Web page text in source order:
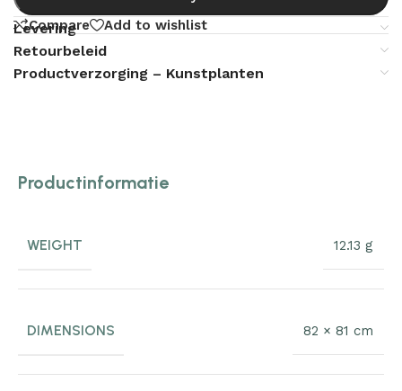
Compare Add to wishlist
Levering
Retourbeleid
Productverzorging – Kunstplanten
Productinformatie
WEIGHT 12.13 g
DIMENSIONS 82 × 81 cm